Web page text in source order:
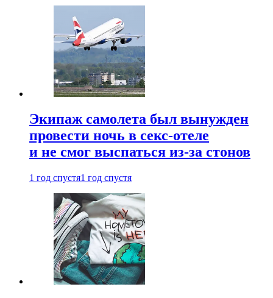
Экипаж самолета был вынужден
провести ночь в секс-отеле
и не смог выспаться из-за стонов
1 год спустя1 год спустя